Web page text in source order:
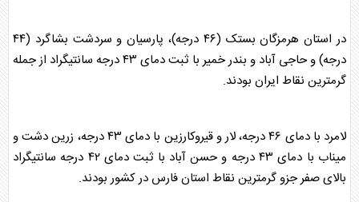
در استان هرمزگان بستک (۴۶ درجه)، پارسیان و سردشت بشاگرد (۴۴
درجه) و حاجی آباد و بندر
خمیر با ثبت دمای ۴۳ درجه سانتیگراد از جمله
گرمترین نقاط ایران بودند.
لامرد با دمای ۴۶ درجه، لار و قیروکارزین با دمای ۴۳ درجه، زرین دشت و
میناب با دمای ۴۳ درجه و حسن آباد با ثبت دمای ۴۲ درجه سانتیگراد
بالای صفر جزو گرمترین نقاط استان فارس در کشور بودند.